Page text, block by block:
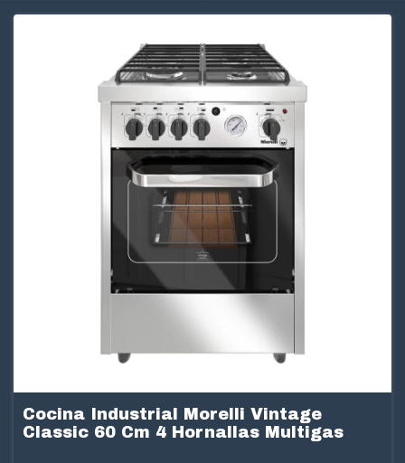
Cocina Industrial Morelli Vintage
Classic 60 Cm 4 Hornallas Multigas